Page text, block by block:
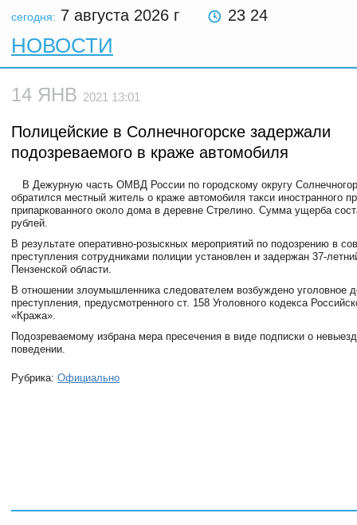
сегодня: 7 августа 2026 г 23 24
НОВОСТИ
14 ЯНВ 2021 13:01
Полицейские в Солнечногорске задержали
подозреваемого в краже автомобиля
В Дежурную часть ОМВД России по городскому округу
обратился местный житель о краже автомобиля такси иностранного
припаркованного около дома в деревне Стрелино. Сумма ущерба
рублей.
В результате оперативно-розыскных мероприятий по подозрению в
преступления сотрудниками полиции установлен и задержан 37-
Пензенской области.
В отношении злоумышленника следователем возбуждено уголовное
преступления, предусмотренного ст. 158 Уголовного кодекса
«Кража».
Подозреваемому избрана мера пресечения в виде подписки о
поведении.
Рубрика: Официально